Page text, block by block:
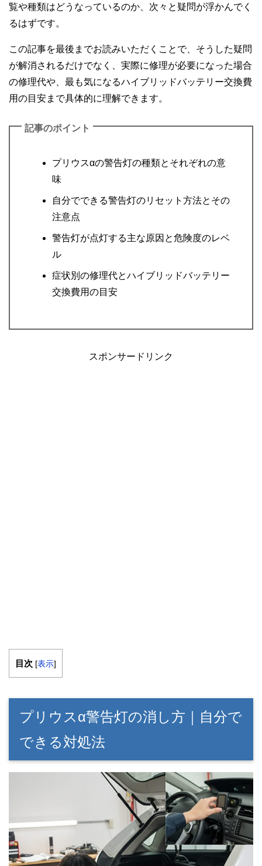
覧や種類はどうなっているのか、次々と疑問が浮かんでく
るはずです。
この記事を最後までお読みいただくことで、そうした疑問
が解消されるだけでなく、実際に修理が必要になった場合
の修理代や、最も気になるハイブリッドバッテリー交換費
用の目安まで具体的に理解できます。
記事のポイント
プリウスαの警告灯の種類とそれぞれの意
味
自分でできる警告灯のリセット方法とその
注意点
警告灯が点灯する主な原因と危険度のレベ
ル
症状別の修理代とハイブリッドバッテリー
交換費用の目安
スポンサードリンク
目次 [表示]
プリウスα警告灯の消し方｜自分で
できる対処法